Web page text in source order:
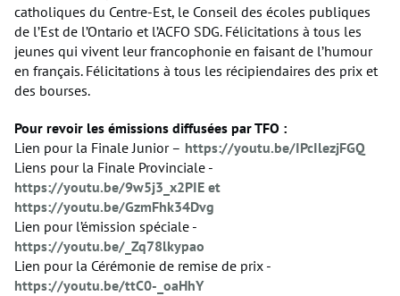
catholiques du Centre-Est, le Conseil des écoles publiques
de l’Est de l’Ontario et l’ACFO SDG. Félicitations à tous les
jeunes qui vivent leur francophonie en faisant de l’humour
en français. Félicitations à tous les récipiendaires des prix et
des bourses.
Pour revoir les émissions diffusées par TFO :
Lien pour la Finale Junior – https://youtu.be/IPcIlezjFGQ
Liens pour la Finale Provinciale -
https://youtu.be/9w5j3_x2PIE et
https://youtu.be/GzmFhk34Dvg
Lien pour l’émission spéciale -
https://youtu.be/_Zq78lkypao
Lien pour la Cérémonie de remise de prix -
https://youtu.be/ttC0-_oaHhY